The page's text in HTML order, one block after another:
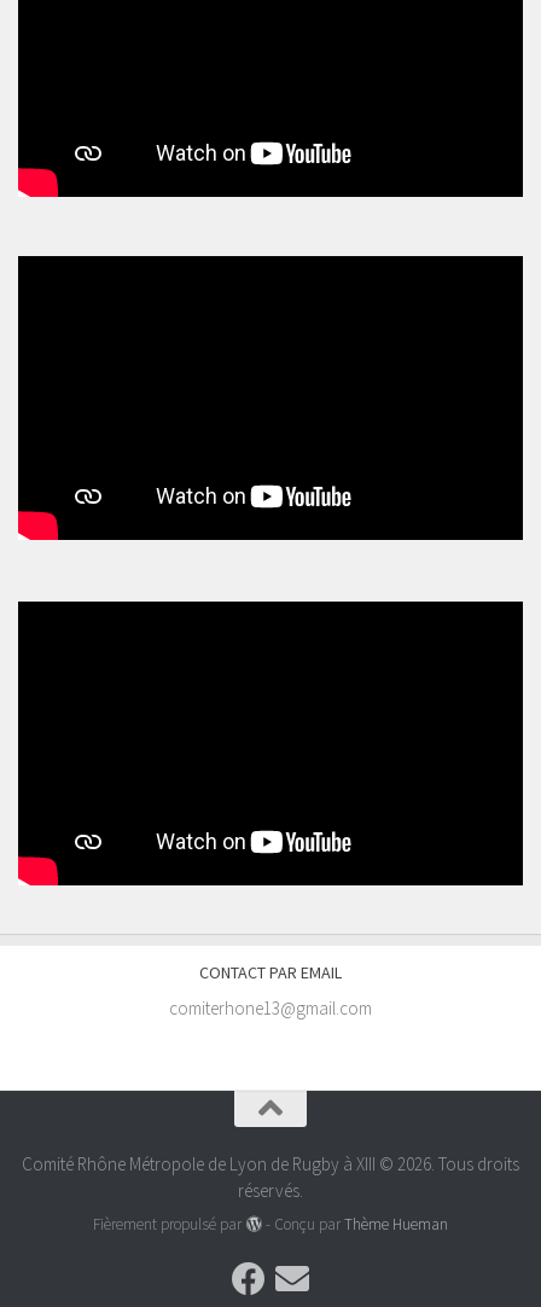
CONTACT PAR EMAIL
comiterhone13@gmail.com
Comité Rhône Métropole de Lyon de Rugby à XIII © 2026. Tous droits
réservés.
Fièrement propulsé par - Conçu parThème Hueman